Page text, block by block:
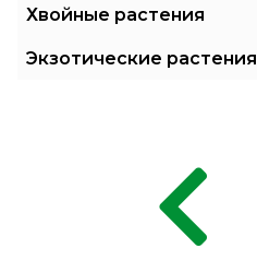
Хвойные растения
Экзотические растения